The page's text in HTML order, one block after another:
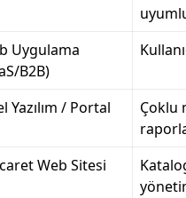
Uygulama
B2B)
Yazılım / Portal
Çoklu
Web Sitesi